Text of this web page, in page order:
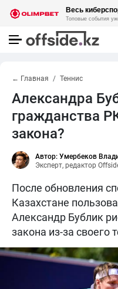
← Главная Теннис
Александра
гражданства
закона?
Автор: Умербеков
Эксперт, редактор
После обновления
Казахстане
Александр Бублик
закона из-за своего